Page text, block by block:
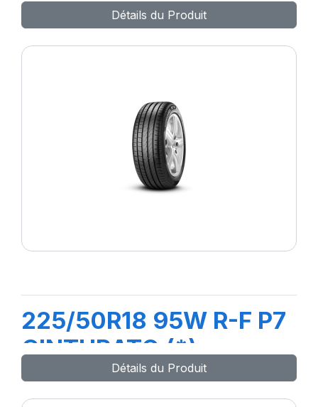
Détails du Produit
225/50R18 95W R-F P7
CINTURATO (*)
Détails du Produit